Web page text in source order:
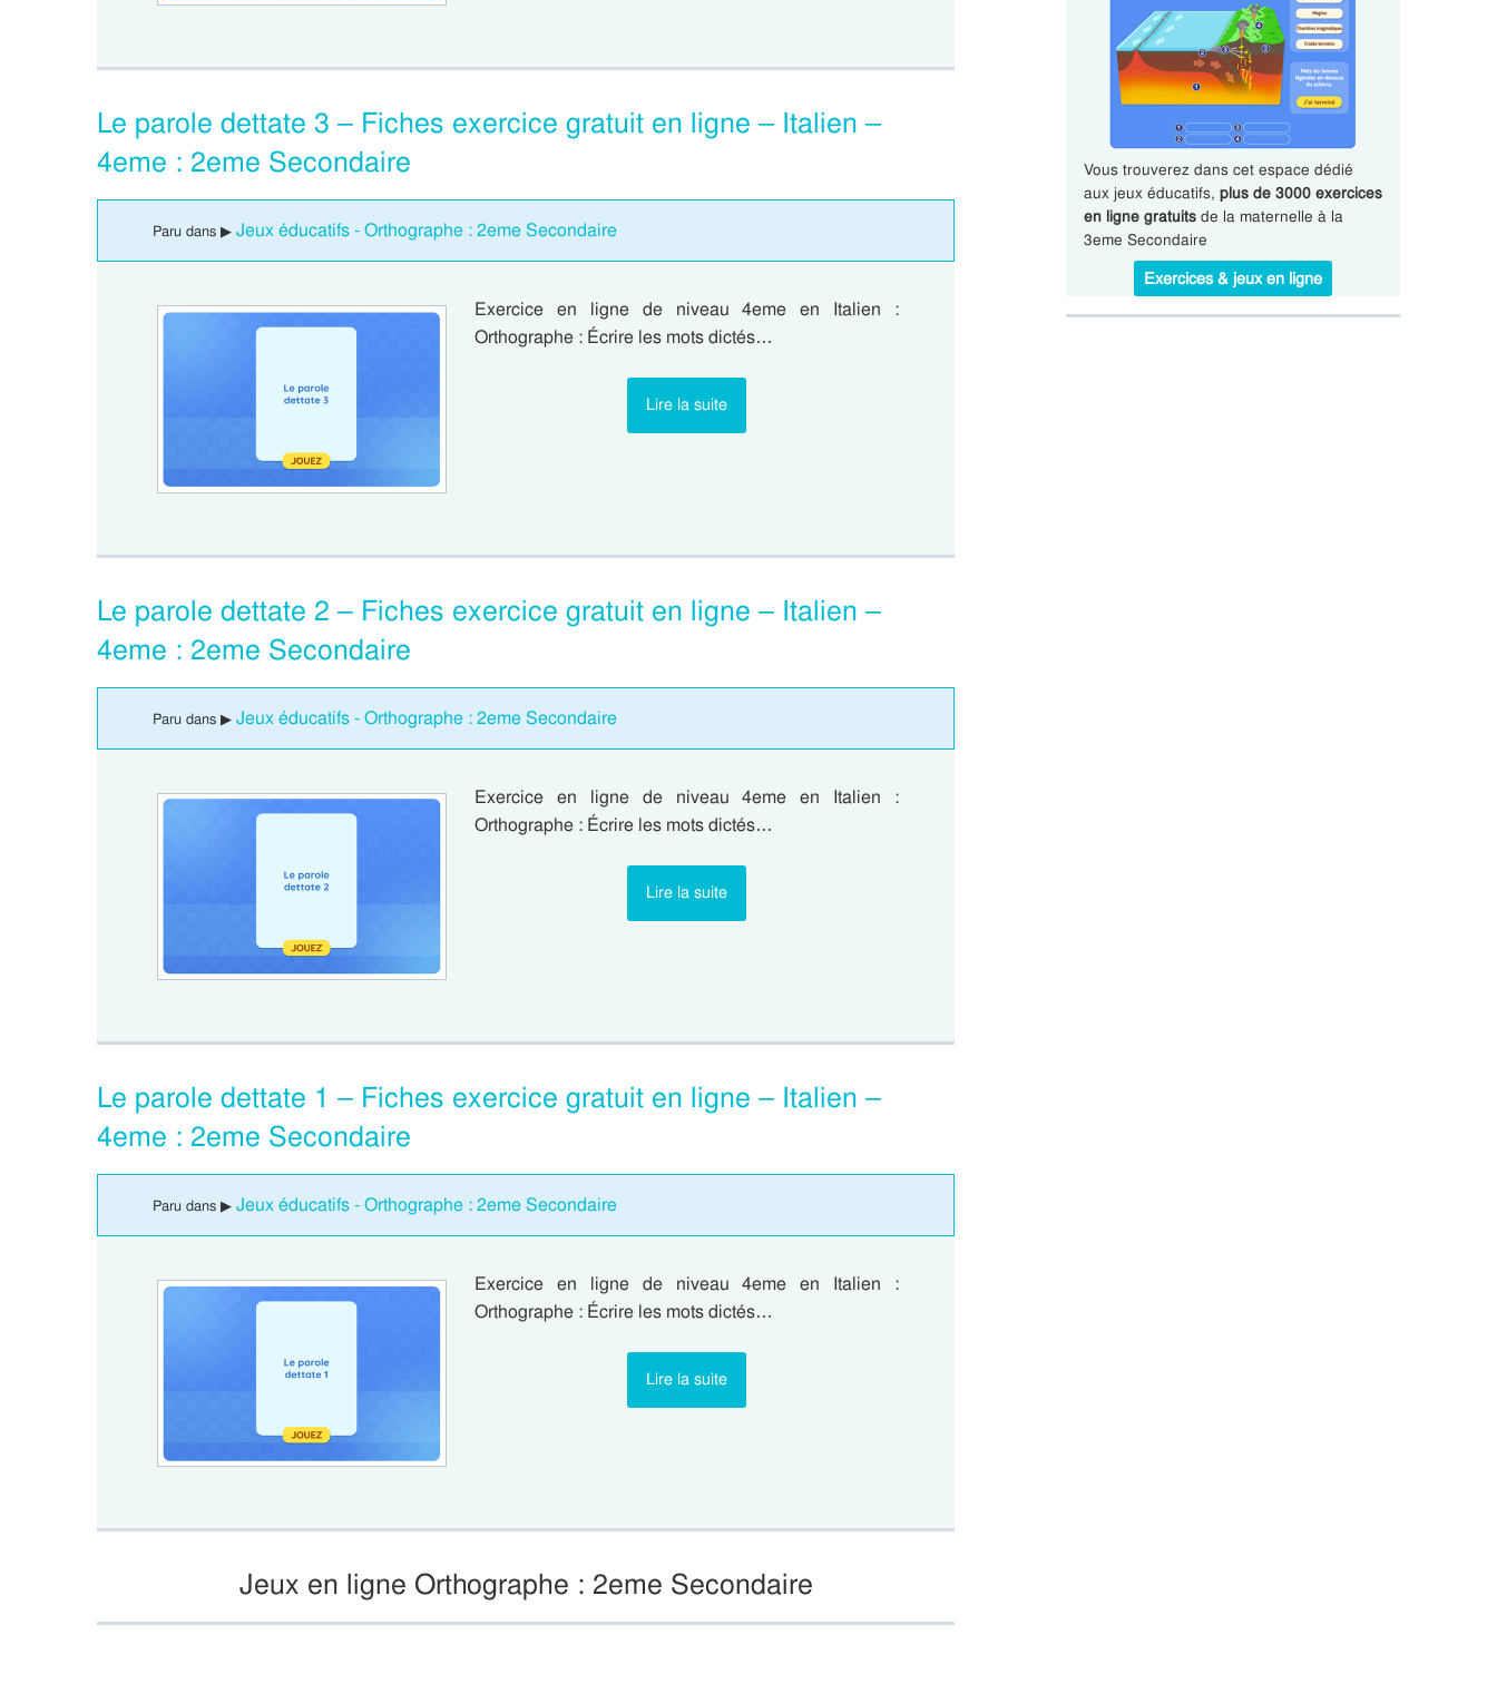
Le parole dettate 3 – Fiches exercice gratuit en ligne – Italien –
4eme : 2eme Secondaire
Paru dans ▶ Jeux éducatifs - Orthographe : 2eme Secondaire
Exercice en ligne de niveau 4eme en Italien :
Orthographe : Écrire les mots dictés…
Lire la suite
Le parole dettate 2 – Fiches exercice gratuit en ligne – Italien –
4eme : 2eme Secondaire
Paru dans ▶ Jeux éducatifs - Orthographe : 2eme Secondaire
Exercice en ligne de niveau 4eme en Italien :
Orthographe : Écrire les mots dictés…
Lire la suite
Le parole dettate 1 – Fiches exercice gratuit en ligne – Italien –
4eme : 2eme Secondaire
Paru dans ▶ Jeux éducatifs - Orthographe : 2eme Secondaire
Exercice en ligne de niveau 4eme en Italien :
Orthographe : Écrire les mots dictés…
Lire la suite
Jeux en ligne Orthographe : 2eme Secondaire
Vous trouverez dans cet espace dédié
aux jeux éducatifs, plus de 3000 exercices
en ligne gratuitsde la maternelle à la
3eme Secondaire
Exercices & jeux en ligne